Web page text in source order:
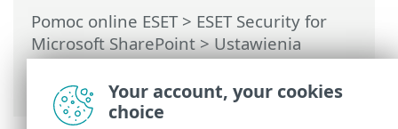
Pomoc online ESET> ESET Security for
Microsoft SharePoint>Ustawienia
zaawansowane>Aktualizacje>
Zaplanowane zadanie — aktualizacja
Your account, your cookies
choice